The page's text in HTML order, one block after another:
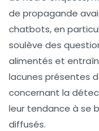
de propagande
chatbots, en
soulève des
alimentés et
lacunes présentes
concernant la
leur tendance à se
diffusés.